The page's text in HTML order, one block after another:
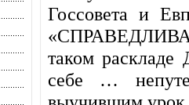
Госсовета и
таком раскладе
себе …